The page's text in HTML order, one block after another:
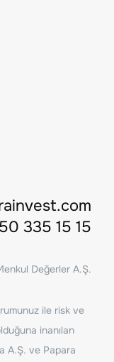
335 15 15
Değerler A.Ş.
ile risk ve
inanılan
A.Ş. ve Papara